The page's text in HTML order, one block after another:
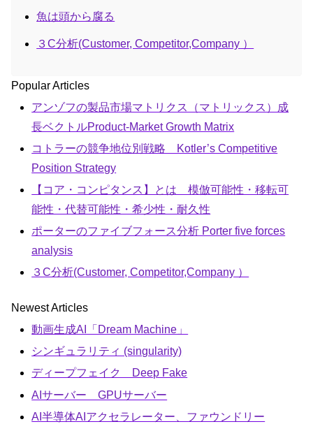
魚は頭から腐る
３C分析(Customer, Competitor,Company ）
Popular Articles
アンゾフの製品市場マトリクス（マトリックス）成
長ベクトルProduct-Market Growth Matrix
コトラーの競争地位別戦略 Kotler’s Competitive
Position Strategy
【コア・コンピタンス】とは 模倣可能性・移転可
能性・代替可能性・希少性・耐久性
ポーターのファイブフォース分析 Porter five forces
analysis
３C分析(Customer, Competitor,Company ）
Newest Articles
動画生成AI「Dream Machine」
シンギュラリティ (singularity)
ディープフェイク Deep Fake
AIサーバー GPUサーバー
AI半導体AIアクセラレーター、ファウンドリー